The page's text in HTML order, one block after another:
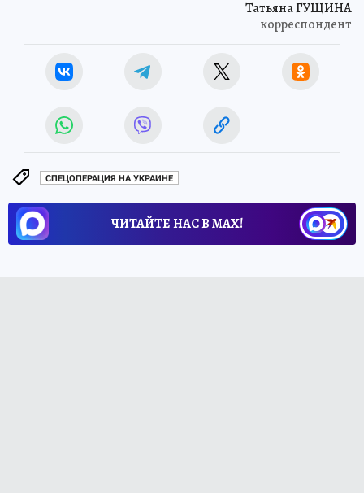
Татьяна ГУЩИНА
корреспондент
СПЕЦОПЕРАЦИЯ НА УКРАИНЕ
ЧИТАЙТЕ НАС В МАХ!